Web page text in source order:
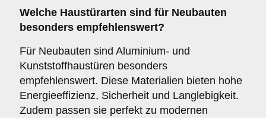
Welche Haustürarten sind für Neubauten
besonders empfehlenswert?
Für Neubauten sind Aluminium- und
Kunststoffhaustüren besonders
empfehlenswert. Diese Materialien bieten hohe
Energieeffizienz, Sicherheit und Langlebigkeit.
Zudem passen sie perfekt zu modernen